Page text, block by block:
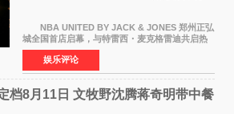
NBA UNITED BY JACK & JONES 郑州正弘
城全国首店启幕，与特雷西・麦克格雷迪共启热
爱 2026 年7 月21 日，
NBAUNITEDBYJACK&JONES 全国首店，于郑
州正弘城正式启幕。NBA 传奇球星
娱乐评论
档8月11日 文牧野沈腾蒋奇明带中餐